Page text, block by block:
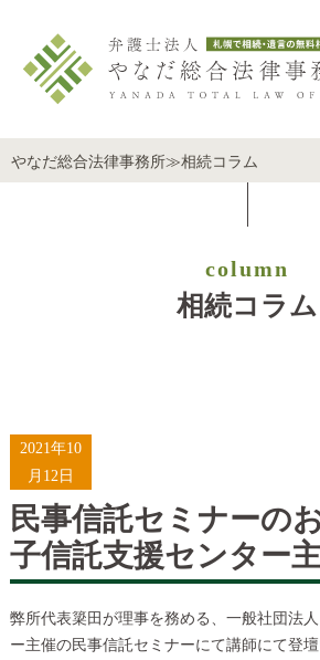
やなだ総合法律事務所≫相続コラム
column
相続コラム
2021年10
月12日
民事信託セミナーの
子信託支援センター主
弊所代表簗田が理事を務める、一般社団法
ー主催の民事信託セミナーにて講師にて登壇